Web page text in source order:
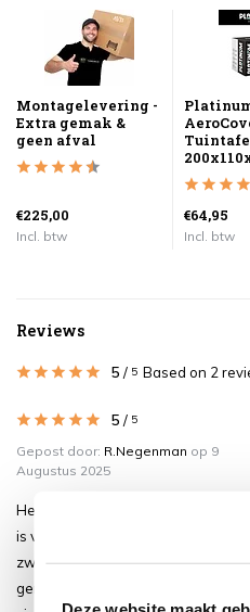
Montagelevering -
Extra gemak &
geen afval
€225,00
Incl. btw
€64,95
Incl. btw
Reviews
5 / 5 Based on 2
5 / 5
Gepost door: R.Negenman op 9
Augustus 2025
Het is een prachtige bartafel. De
is van zeer goede kwaliteit en heel
zwaar. De delen zijn uit één stuk
gemaakt en daardoor prachtig om te